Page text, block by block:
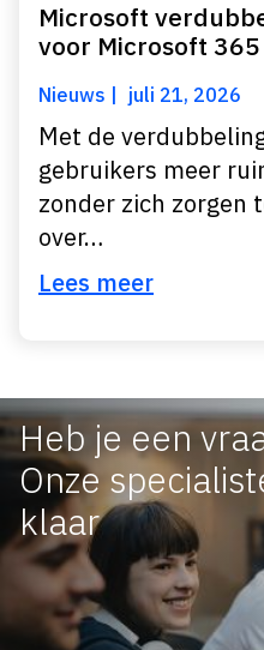
Microsoft
voor Microsoft
Nieuws juli 21, 2026
Met de
gebruikers meer
zonder zich zorgen
over…
Lees meer
Heb je een
Onze
klaar